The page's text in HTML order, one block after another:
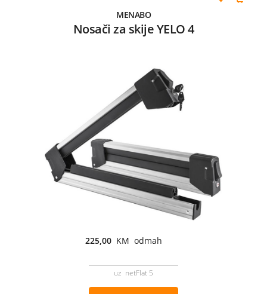
MENABO
Nosači za skije YELO 4
225,00 KM odmah
uz netFlat 5